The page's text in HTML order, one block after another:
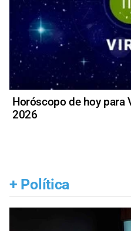
Horóscopo de hoy para
2026
+ Política